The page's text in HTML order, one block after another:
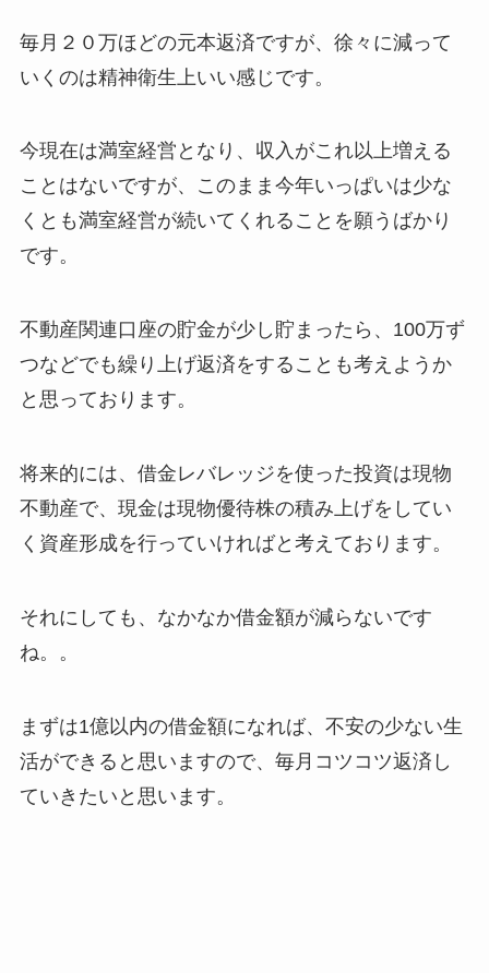
毎月２０万ほどの元本返済ですが、徐々に減って
いくのは精神衛生上いい感じです。
今現在は満室経営となり、収入がこれ以上増える
ことはないですが、このまま今年いっぱいは少な
くとも満室経営が続いてくれることを願うばかり
です。
不動産関連口座の貯金が少し貯まったら、100万ず
つなどでも繰り上げ返済をすることも考えようか
と思っております。
将来的には、借金レバレッジを使った投資は現物
不動産で、現金は現物優待株の積み上げをしてい
く資産形成を行っていければと考えております。
それにしても、なかなか借金額が減らないです
ね。。
まずは1億以内の借金額になれば、不安の少ない生
活ができると思いますので、毎月コツコツ返済し
ていきたいと思います。